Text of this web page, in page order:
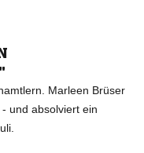
Marleen Brüser
und absolviert ein